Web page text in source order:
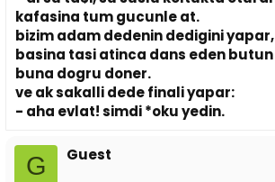
kafasina tum gucunle at.
bizim adam dedenin dedigini
basina tasi atinca dans eden
buna dogru doner.
ve ak sakalli dede finali yapar:
- aha evlat! simdi *oku yedin.
G Guest